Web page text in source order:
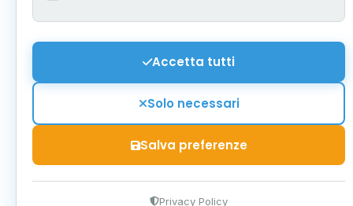
Accetta tutti
Solo necessari
Salva preferenze
Privacy Policy